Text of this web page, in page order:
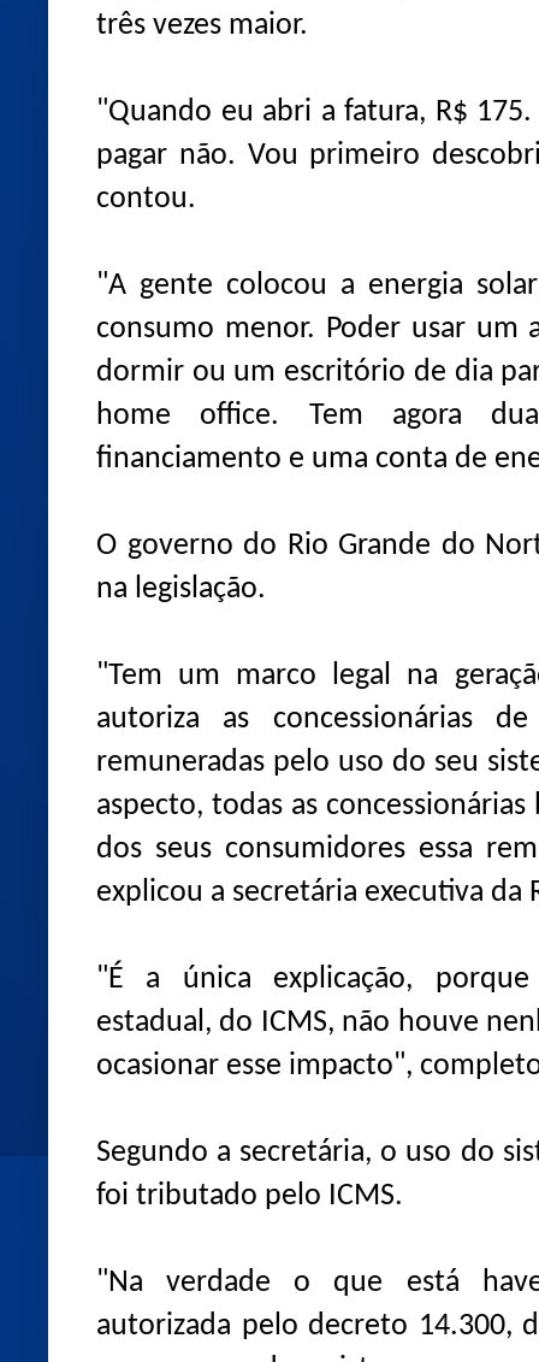
três vezes maior.
"Quando eu abri a fatura, R$
pagar não. Vou primeiro
contou.
"A gente colocou a energia
consumo menor. Poder usar um
dormir ou um escritório de dia
home office. Tem agora
financiamento e uma conta de
O governo do Rio Grande do
na legislação.
"Tem um marco legal na
autoriza as concessionárias
remuneradas pelo uso do seu
aspecto, todas as
dos seus consumidores essa
explicou a secretária executiva da
"É a única explicação,
estadual, do ICMS, não houve
ocasionar esse impacto",
Segundo a secretária, o uso do
foi tributado pelo ICMS.
"Na verdade o que está
autorizada pelo decreto 14.300,